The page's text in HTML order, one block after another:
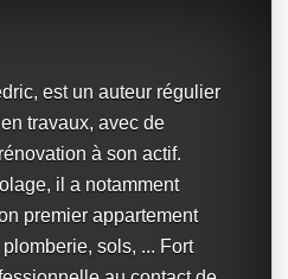
est un auteur régulier
travaux, avec de
à son actif.
il a notamment
premier appartement
sols, ... Fort